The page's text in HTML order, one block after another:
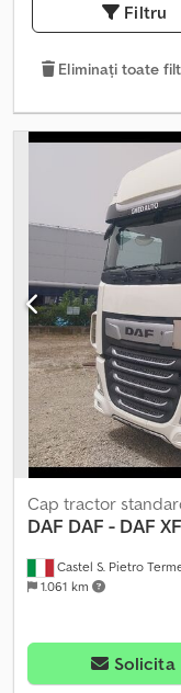
Filtru
Eliminați toate
Castel S. Pietro
1.061 km
Cap tractor
DAF DAF - DAF
Solicita